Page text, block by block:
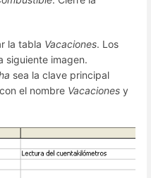
la tabla Vacaciones. Los
siguiente imagen.
sea la clave principal
el nombre Vacaciones y